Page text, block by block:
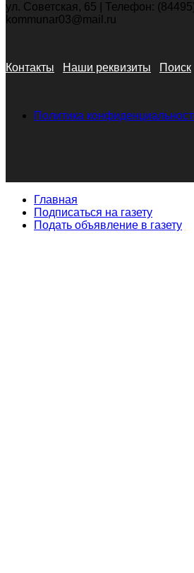
ул. Советская, 65 | Телефон:
kommunar03@mail.ru
Контакты Наши реквизиты Поиск
Политика
Главная
Подписаться на газету
Подать объявление в газету